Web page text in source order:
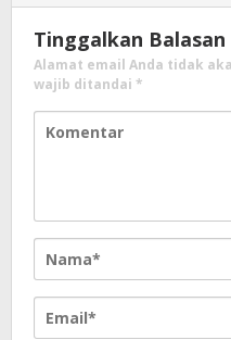
Tinggalkan Balasan
Alamat email Anda tidak
wajib ditandai *